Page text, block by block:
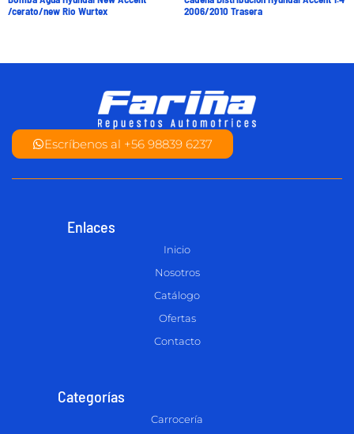
/cerato/new Rio Wurtex
2006/2010 Trasera
Escríbenos al +56 98839 6237
Enlaces
Inicio
Nosotros
Catálogo
Ofertas
Contacto
Categorías
Carrocería